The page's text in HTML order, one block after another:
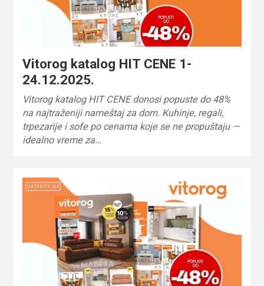
Vitorog katalog HIT CENE 1-
24.12.2025.
Vitorog katalog HIT CENE donosi popuste do 48%
na najtraženiji nameštaj za dom. Kuhinje, regali,
trpezarije i sofe po cenama koje se ne propuštaju —
idealno vreme za…